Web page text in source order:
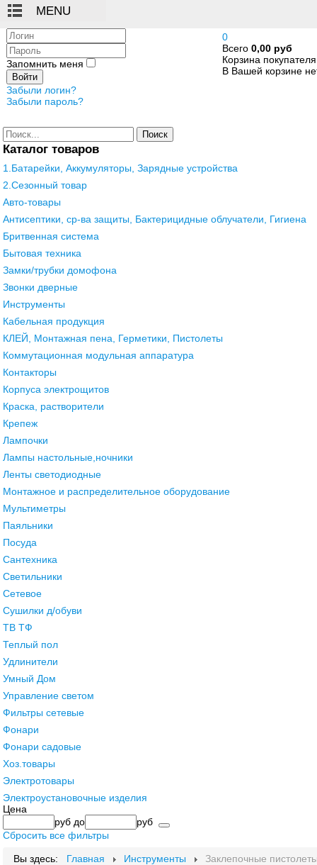
0
Всего 0,00 руб
Корзина покупателя
В Вашей корзине
Логин
Пароль
Запомнить меня
Войти
Забыли логин?
Забыли пароль?
Поиск
Каталог товаров
1.Батарейки, Аккумуляторы, Зарядные устройства
2.Сезонный товар
Авто-товары
Антисептики, ср-ва защиты, Бактерицидные облучатели, Гигиена
Бритвенная система
Бытовая техника
Замки/трубки домофона
Звонки дверные
Инструменты
Кабельная продукция
КЛЕЙ, Монтажная пена, Герметики, Пистолеты
Коммутационная модульная аппаратура
Контакторы
Корпуса электрощитов
Краска, растворители
Крепеж
Лампочки
Лампы настольные,ночники
Ленты светодиодные
Монтажное и распределительное оборудование
Мультиметры
Паяльники
Посуда
Сантехника
Светильники
Сетевое
Сушилки д/обуви
ТВ ТФ
Теплый пол
Удлинители
Умный Дом
Управление светом
Фильтры сетевые
Фонари
Фонари садовые
Хоз.товары
Электротовары
Электроустановочные изделия
Цена
руб до
руб
Сбросить все фильтры
Вы здесь: Главная Инструменты Заклепочные